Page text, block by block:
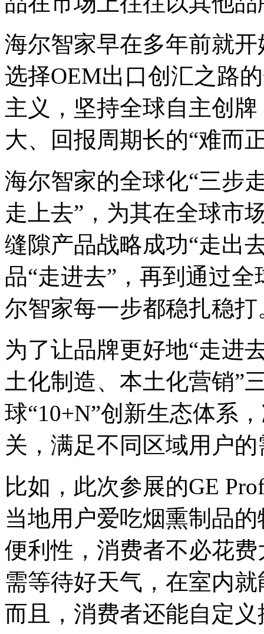
海尔智家早在多年前就
选择OEM出口创汇之路
主义，坚持全球自主创
大、回报周期长的“难而
海尔智家的全球化“三步
走上去”，为其在全球市
缝隙产品战略成功“走出
品“走进去”，再到通过
尔智家每一步都稳扎稳打
为了让品牌更好地“走进
土化制造、本土化营销”
球“10+N”创新生态体系
关，满足不同区域用户
比如，此次参展的GE
当地用户爱吃烟熏制品
便利性，消费者不必花
需等待好天气，在室内
而且，消费者还能自定